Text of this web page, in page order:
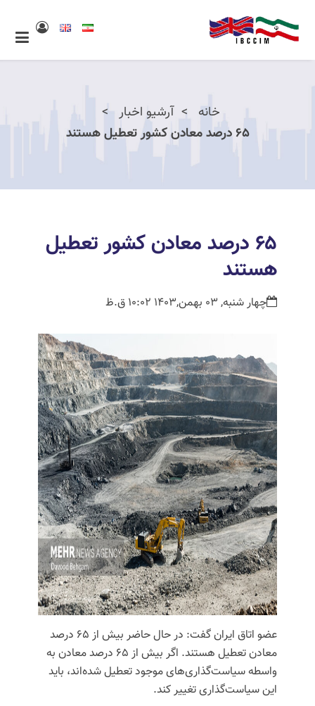
خانه
آرشیو اخبار
۶۵ درصد معادن کشور تعطیل هستند
۶۵ درصد معادن کشور تعطیل
هستند
چهار شنبه, 03 بهمن,1403 10:02 ق.ظ
عضو اتاق ایران گفت: در حال حاضر بیش از ۶۵ درصد
معادن تعطیل هستند. اگر بیش از ۶۵ درصد معادن به
واسطه سیاست‌گذاری‌های موجود تعطیل شده‌اند، باید
این سیاست‌گذاری تغییر کند.